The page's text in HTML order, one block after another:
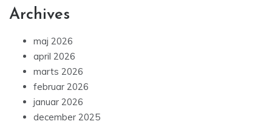
Archives
maj 2026
april 2026
marts 2026
februar 2026
januar 2026
december 2025